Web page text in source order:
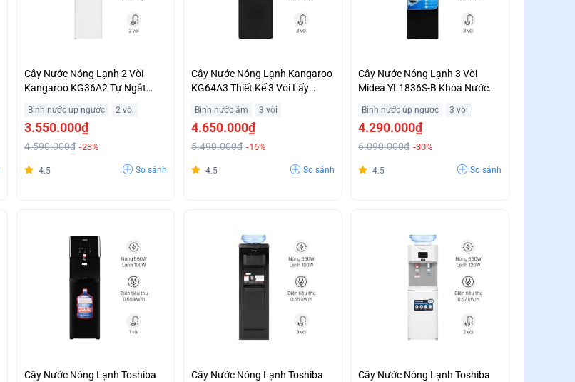
Cây Nước Nóng Lạnh 2 Vòi
Kangaroo KG36A2 Tự Ngắt
Bình nước úp ngược 2 vòi
3.550.000₫
4.590.000₫ -23%
4.5 So sánh
Cây Nước Nóng Lạnh Kangaroo
KG64A3 Thiết Kế 3 Vòi Lấy
Bình nước âm 3 vòi
4.650.000₫
5.490.000₫ -16%
4.5 So sánh
Cây Nước Nóng Lạnh 3 Vòi
Midea YL1836S-B Khóa Nước
Lớn
Bình nước úp ngược 3 vòi
4.290.000₫
6.090.000₫ -30%
4.5 So sánh
Cây Nước Nóng Lạnh Toshiba
Cây Nước Nóng Lạnh Toshiba
Cây Nước Nóng Lạnh Toshiba